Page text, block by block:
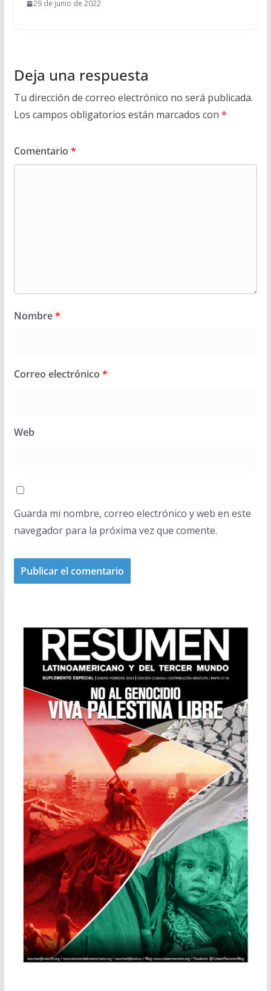
29 de junio de 2022
Deja una respuesta
Tu dirección de correo electrónico no será publicada.
Los campos obligatorios están marcados con *
Comentario *
Nombre*
Correo electrónico *
Web
Guarda mi nombre, correo electrónico y web en este
navegador para la próxima vez que comente.